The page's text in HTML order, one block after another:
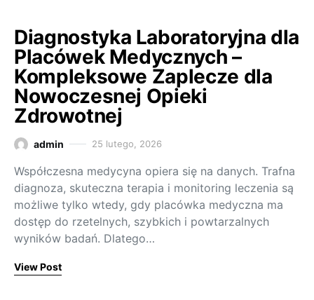
Diagnostyka Laboratoryjna dla
Placówek Medycznych –
Kompleksowe Zaplecze dla
Nowoczesnej Opieki
Zdrowotnej
admin 25 lutego, 2026
Współczesna medycyna opiera się na danych. Trafna
diagnoza, skuteczna terapia i monitoring leczenia są
możliwe tylko wtedy, gdy placówka medyczna ma
dostęp do rzetelnych, szybkich i powtarzalnych
wyników badań. Dlatego…
View Post